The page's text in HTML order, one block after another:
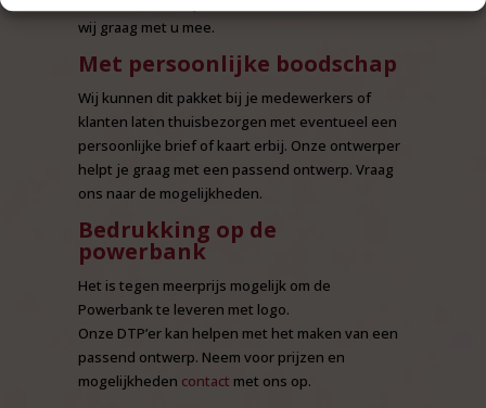
wij graag met u mee.
Met persoonlijke boodschap
Wij kunnen dit pakket bij je medewerkers of
klanten laten thuisbezorgen met eventueel een
persoonlijke brief of kaart erbij. Onze ontwerper
helpt je graag met een passend ontwerp. Vraag
ons naar de mogelijkheden.
Bedrukking op de
powerbank
Het is tegen meerprijs mogelijk om de
Powerbank te leveren met logo.
Onze DTP’er kan helpen met het maken van een
passend ontwerp. Neem voor prijzen en
mogelijkheden contact met ons op.